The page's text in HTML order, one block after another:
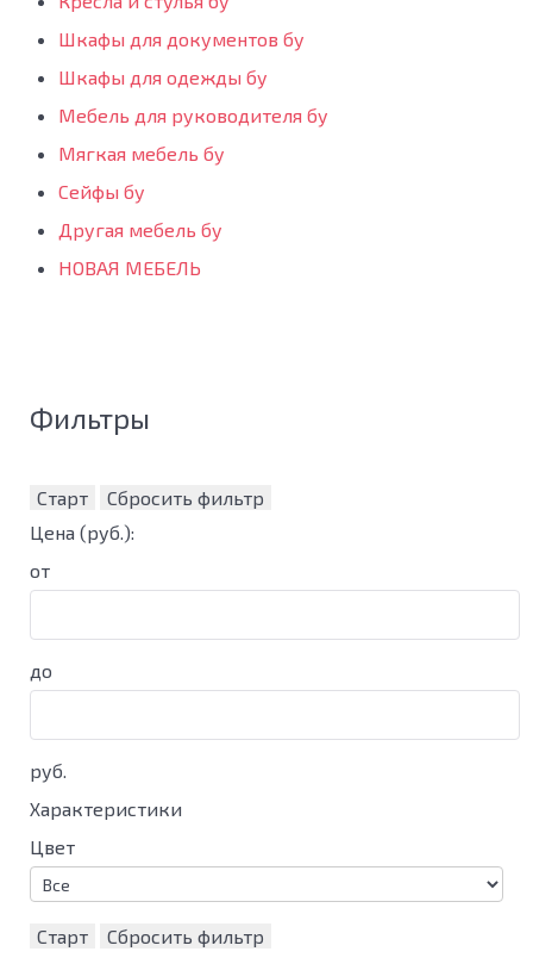
Шкафы для документов бу
Шкафы для одежды бу
Мебель для руководителя бу
Мягкая мебель бу
Сейфы бу
Другая мебель бу
НОВАЯ МЕБЕЛЬ
Фильтры
Старт
Сбросить фильтр
Цена (руб.):
от
до
руб.
Характеристики
Цвет
Старт Сбросить фильтр